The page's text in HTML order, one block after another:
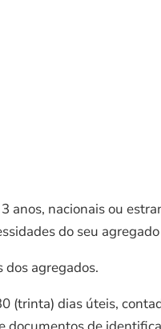
anos, nacionais ou
do seu
agregados.
(trinta) dias úteis,